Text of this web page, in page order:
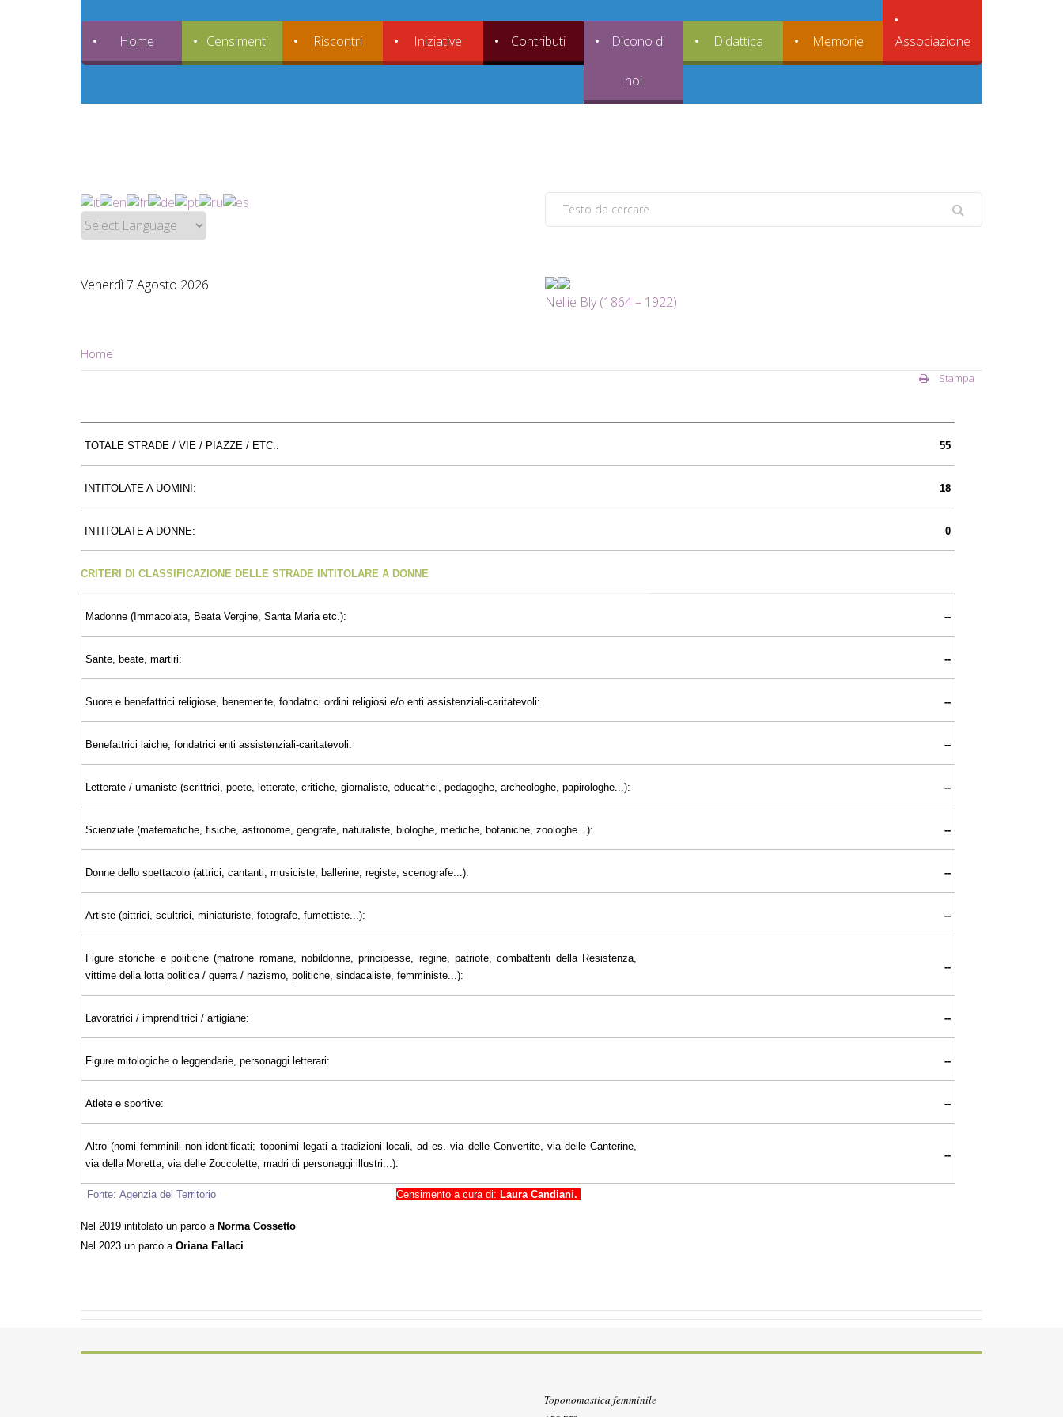
Home Censimenti Riscontri Iniziative Contributi Dicono di
noi
Didattica Memorie Associazione
Venerdì 7 Agosto 2026
Nellie Bly (1864 – 1922)
Home
Stampa
TOTALE STRADE / VIE / PIAZZE / ETC.: 55
INTITOLATE A UOMINI: 18
INTITOLATE A DONNE: 0
CRITERI DI CLASSIFICAZIONE DELLE STRADE INTITOLARE A DONNE
Madonne (Immacolata, Beata Vergine, Santa Maria etc.): --
Sante, beate, martiri: --
Suore e benefattrici religiose, benemerite, fondatrici ordini religiosi e/o enti assistenziali-caritatevoli: --
Benefattrici laiche, fondatrici enti assistenziali-caritatevoli: --
Letterate / umaniste (scrittrici, poete, letterate, critiche, giornaliste, educatrici, pedagoghe, archeologhe, papirologhe...): --
Scienziate (matematiche, fisiche, astronome, geografe, naturaliste, biologhe, mediche, botaniche, zoologhe...): --
Donne dello spettacolo (attrici, cantanti, musiciste, ballerine, registe, scenografe...): --
Artiste (pittrici, scultrici, miniaturiste, fotografe, fumettiste...): --
Figure storiche e politiche (matrone romane, nobildonne, principesse, regine, patriote, combattenti della Resistenza,
vittime della lotta politica / guerra / nazismo, politiche, sindacaliste, femministe...):
--
Lavoratrici / imprenditrici / artigiane: --
Figure mitologiche o leggendarie, personaggi letterari: --
Atlete e sportive: --
Altro (nomi femminili non identificati; toponimi legati a tradizioni locali, ad es. via delle Convertite, via delle Canterine,
via della Moretta, via delle Zoccolette; madri di personaggi illustri...):
--
Fonte: Agenzia del Territorio Censimento a cura di: Laura Candiani.
Nel 2019 intitolato un parco a Norma Cossetto
Nel 2023 un parco a Oriana Fallaci
Toponomastica femminile